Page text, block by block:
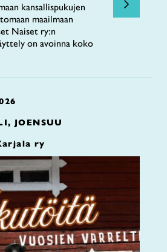
kansallispukujen
maailmaan
Naiset ry:n
on avoinna koko
JOENSUU
ry